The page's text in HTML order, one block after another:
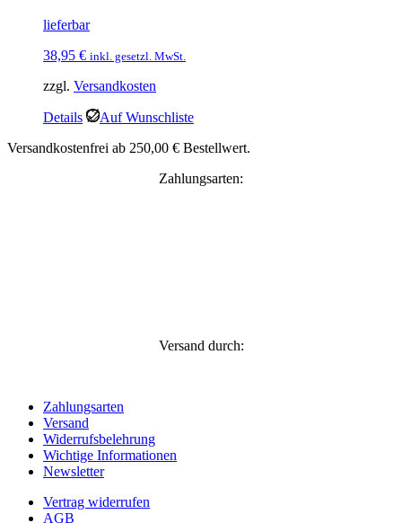
lieferbar
38,95 € inkl. gesetzl. MwSt.
zzgl. Versandkosten
Details
Auf Wunschliste
Versandkostenfrei ab 250,00 € Bestellwert.
Zahlungsarten:
Versand durch:
Zahlungsarten
Versand
Widerrufsbelehrung
Wichtige Informationen
Newsletter
Vertrag widerrufen
AGB